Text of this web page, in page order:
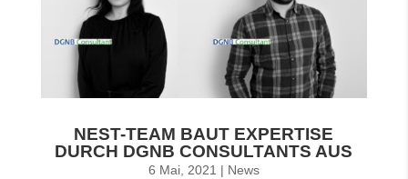
NEST-TEAM BAUT EXPERTISE
DURCH DGNB CONSULTANTS AUS
6 Mai, 2021 | News